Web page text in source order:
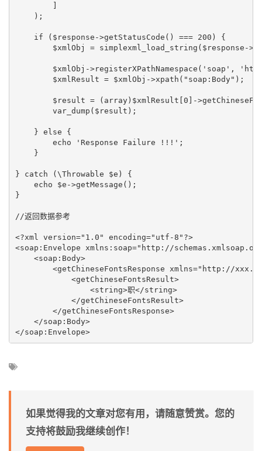
        ]
    );
    if ($response->getStatusCode() === 200) {
$xmlObj = simplexml_load_string($response-
$xmlObj->registerXPathNamespace('soap',
        $xmlResult = $xmlObj->xpath("soap:Body");
$result = (array)$xmlResult[0]-
        var_dump($result);
    } else {
        echo 'Response Failure !!!';
    }
} catch (\Throwable $e) {
    echo $e->getMessage();
}
//返回数据参考
<?xml version="1.0" encoding="utf-8"?>
<soap:Envelope xmlns:soap="http://
    <soap:Body>
<getChineseFontsResponse xmlns="http://
            <getChineseFontsResult>
                <string>职</string>
            </getChineseFontsResult>
        </getChineseFontsResponse>
    </soap:Body>
</soap:Envelope>
如果觉得我的文章对您有用，请随意赞赏。您的
支持将鼓励我继续创作！